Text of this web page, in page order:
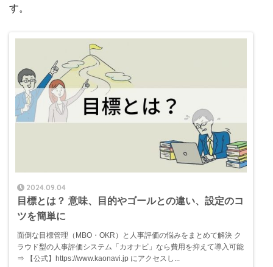
す。
2024.09.04
目標とは？ 意味、目的やゴールとの違い、設定のコ
ツを簡単に
面倒な目標管理（MBO・OKR）と人事評価の悩みをまとめて解決 ク
ラウド型の人事評価システム「カオナビ」なら費用を抑えて導入可能
⇒ 【公式】https://www.kaonavi.jp にアクセスし...